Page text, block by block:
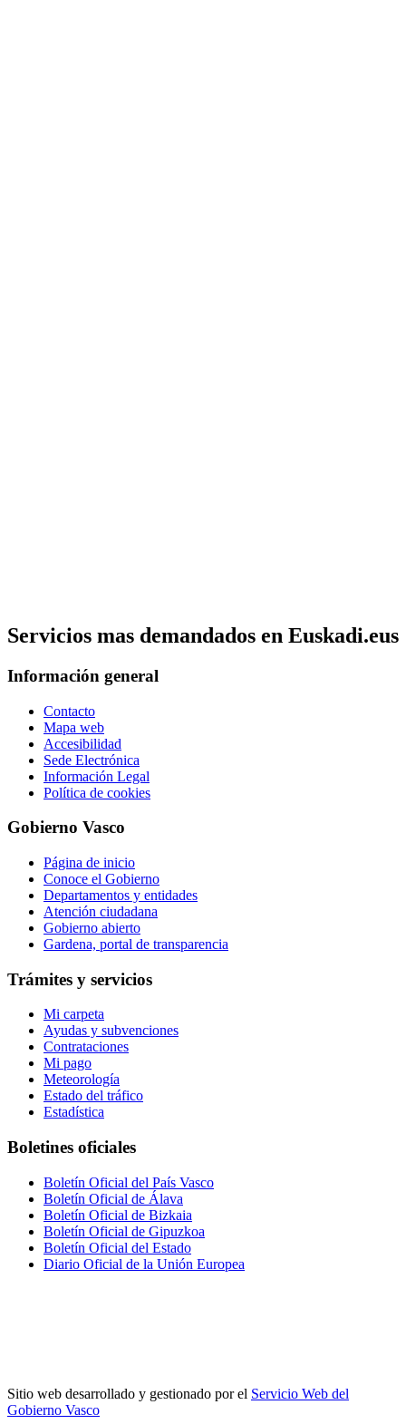
Servicios mas demandados en Euskadi.eus
Información general
Contacto
Mapa web
Accesibilidad
Sede Electrónica
Información Legal
Política de cookies
Gobierno Vasco
Página de inicio
Conoce el Gobierno
Departamentos y entidades
Atención ciudadana
Gobierno abierto
Gardena, portal de transparencia
Trámites y servicios
Mi carpeta
Ayudas y subvenciones
Contrataciones
Mi pago
Meteorología
Estado del tráfico
Estadística
Boletines oficiales
Boletín Oficial del País Vasco
Boletín Oficial de Álava
Boletín Oficial de Bizkaia
Boletín Oficial de Gipuzkoa
Boletín Oficial del Estado
Diario Oficial de la Unión Europea
Sitio web desarrollado y gestionado por el Servicio Web del
Gobierno Vasco